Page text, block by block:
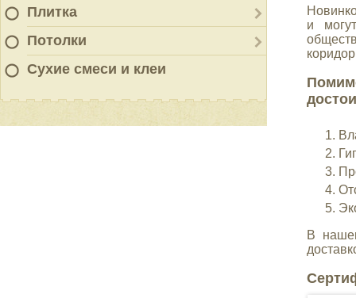
Плитка
Потолки
Сухие смеси и клеи
и
В